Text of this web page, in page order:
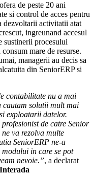
de peste 20 ani
si control de acces pentru
dezvoltarii activitatii atat
ingreunand accesul
sustinerii procesului
mare de resurse.
managerii au decis sa
din SeniorERP si
contabilitate nu a mai
cautam solutii mult mai
exploatarii datelor.
de catre Senior
va rezolva multe
SeniorERP ne-a
in care se pot
nevoie.”, a declarat